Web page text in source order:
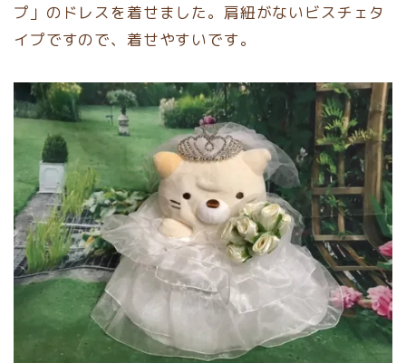
プ」のドレスを着せました。肩紐がないビスチェタ
イプですので、着せやすいです。